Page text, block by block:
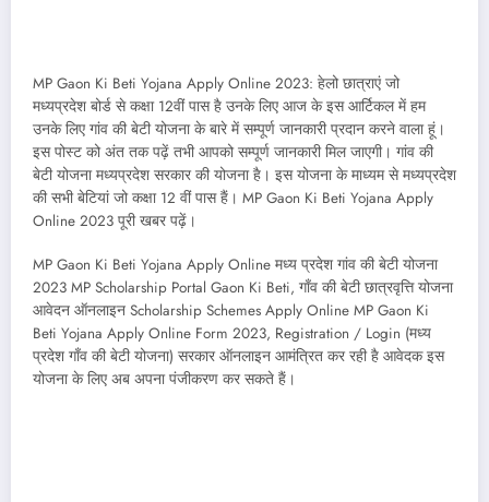
MP Gaon Ki Beti Yojana Apply Online 2023: हेलो छात्राएं जो
मध्यप्रदेश बोर्ड से कक्षा 12वीं पास है उनके लिए आज के इस आर्टिकल में हम
उनके लिए गांव की बेटी योजना के बारे में सम्पूर्ण जानकारी प्रदान करने वाला हूं।
इस पोस्ट को अंत तक पढ़ें तभी आपको सम्पूर्ण जानकारी मिल जाएगी। गांव की
बेटी योजना मध्यप्रदेश सरकार की योजना है। इस योजना के माध्यम से मध्यप्रदेश
की सभी बेटियां जो कक्षा 12 वीं पास हैं। MP Gaon Ki Beti Yojana Apply
Online 2023 पूरी खबर पढ़ें।
MP Gaon Ki Beti Yojana Apply Online मध्य प्रदेश गांव की बेटी योजना
2023 MP Scholarship Portal Gaon Ki Beti, गाँव की बेटी छात्रवृत्ति योजना
आवेदन ऑनलाइन Scholarship Schemes Apply Online MP Gaon Ki
Beti Yojana Apply Online Form 2023, Registration / Login (मध्य
प्रदेश गाँव की बेटी योजना) सरकार ऑनलाइन आमंत्रित कर रही है आवेदक इस
योजना के लिए अब अपना पंजीकरण कर सकते हैं।